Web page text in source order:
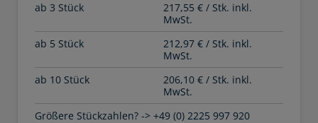
ab 3 Stück
217,55 € / Stk. inkl.
MwSt.
ab 5 Stück
212,97 € / Stk. inkl.
MwSt.
ab 10 Stück
206,10 € / Stk. inkl.
MwSt.
Größere Stückzahlen? -> +49 (0) 2225 997 920